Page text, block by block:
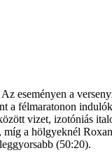
eseményen a
félmaratonon
vizet, izotóniás
a hölgyeknél
(50:20).